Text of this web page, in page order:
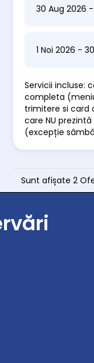
30 Aug 2026
1 Noi 2026 -
Servicii incluse:
completa
trimitere si card
care NU
(excepție
Sunt afișate 2